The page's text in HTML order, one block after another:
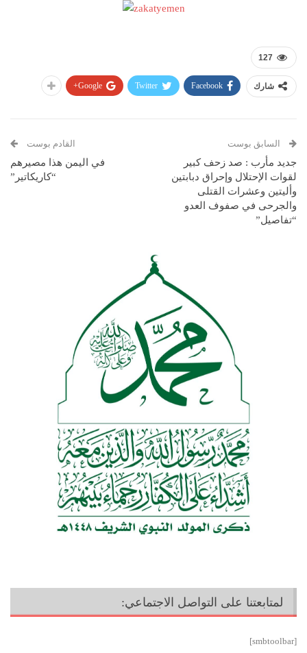
127
شارك Facebook
Twitter
Google+
السابق بوست
جديد مأرب : صد زحف كبير
لقوات الإحتلال وإحراق دبابتين
وأليتين وعشرات القتلى
والجرحى في صفوف العدو
“تفاصيل”
القادم بوست
في اليمن هذا مصيرهم
“كاريكاتير”
لمتابعتنا على التواصل الاجتماعي:
[smbtoolbar]